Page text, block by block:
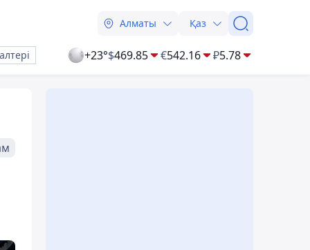
Алматы Қаз
+23°$469.85 €542.16 ₽5.78